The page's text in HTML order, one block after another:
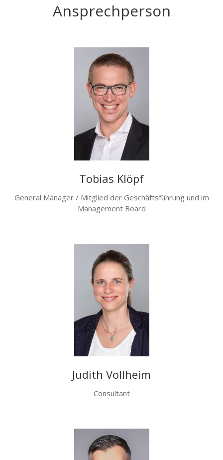
Ansprechperson
Tobias Klöpf
General Manager / Mitglied der Geschäftsführung und im
Management Board
Judith Vollheim
Consultant